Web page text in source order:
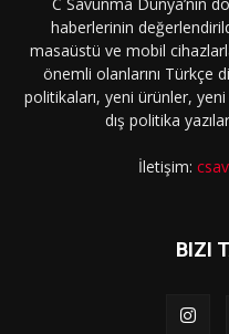
haberlerinin
masaüstü ve mobil
önemli olanlarını Türkçe
politikaları, yeni ürünler,
dış politika
İletişim:
BIZI